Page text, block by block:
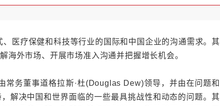
医疗保健和科技等行业的国际和中国企业的沟通需求。其
海外市场、开展市场准入沟通并把握增长机会。
常务董事道格拉斯·杜(Douglas Dew)领导，并由在问题和
解决中国和世界面临的一些最具挑战性和动态的问题。其